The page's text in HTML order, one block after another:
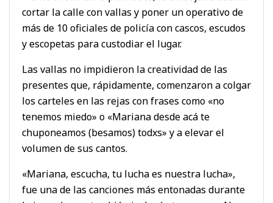
cortar la calle con vallas y poner un operativo de
más de 10 oficiales de policía con cascos, escudos
y escopetas para custodiar el lugar.
Las vallas no impidieron la creatividad de las
presentes que, rápidamente, comenzaron a colgar
los carteles en las rejas con frases como «no
tenemos miedo» o «Mariana desde acá te
chuponeamos (besamos) todxs» y a elevar el
volumen de sus cantos.
«Mariana, escucha, tu lucha es nuestra lucha»,
fue una de las canciones más entonadas durante